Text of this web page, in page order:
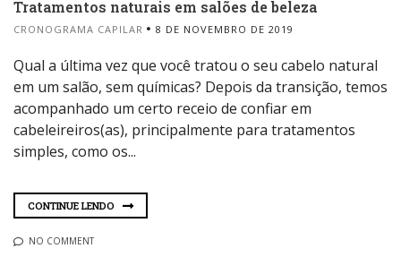
Tratamentos naturais em salões de beleza
CRONOGRAMA CAPILAR 8 DE NOVEMBRO DE 2019
Qual a última vez que você tratou o seu cabelo natural
em um salão, sem químicas? Depois da transição, temos
acompanhado um certo receio de confiar em
cabeleireiros(as), principalmente para tratamentos
simples, como os...
CONTINUE LENDO
NO COMMENT